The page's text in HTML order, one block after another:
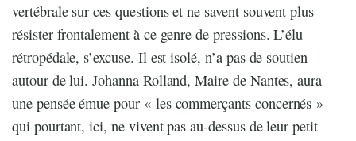
vertébrale sur ces questions et ne savent souvent plus
résister frontalement à ce genre de pressions. L’élu
rétropédale, s’excuse. Il est isolé, n’a pas de soutien
autour de lui. Johanna Rolland, Maire de Nantes, aura
une pensée émue pour « les commerçants concernés »
qui pourtant, ici, ne vivent pas au-dessus de leur petit